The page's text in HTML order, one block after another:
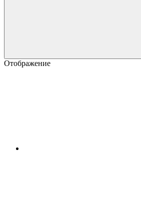
Отображение